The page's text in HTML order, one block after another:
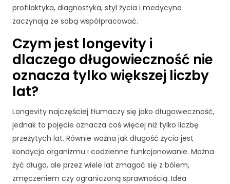
profilaktyka, diagnostyka, styl życia i medycyna
zaczynają ze sobą współpracować.
Czym jest longevity i
dlaczego długowieczność nie
oznacza tylko większej liczby
lat?
Longevity najczęściej tłumaczy się jako długowieczność,
jednak to pojęcie oznacza coś więcej niż tylko liczbę
przeżytych lat. Równie ważna jak długość życia jest
kondycja organizmu i codzienne funkcjonowanie. Można
żyć długo, ale przez wiele lat zmagać się z bólem,
zmęczeniem czy ograniczoną sprawnością. Idea